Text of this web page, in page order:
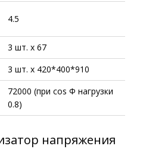
4.5
3 шт. х 67
3 шт. х 420*400*910
72000 (при cos Ф нагрузки
0.8)
напряжения